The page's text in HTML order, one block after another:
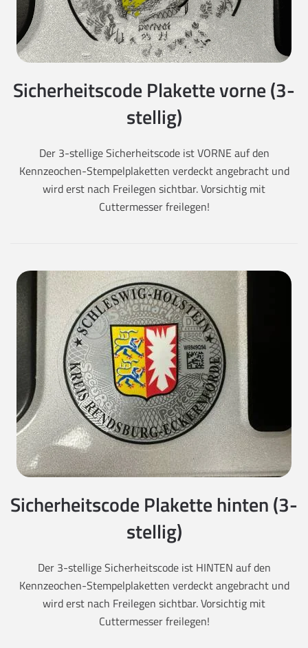
Sicherheitscode Plakette vorne (3-
stellig)
Der 3-stellige Sicherheitscode ist VORNE auf den
Kennzeochen-Stempelplaketten verdeckt angebracht und
wird erst nach Freilegen sichtbar. Vorsichtig mit
Cuttermesser freilegen!
Sicherheitscode Plakette hinten (3-
stellig)
Der 3-stellige Sicherheitscode ist HINTEN auf den
Kennzeochen-Stempelplaketten verdeckt angebracht und
wird erst nach Freilegen sichtbar. Vorsichtig mit
Cuttermesser freilegen!